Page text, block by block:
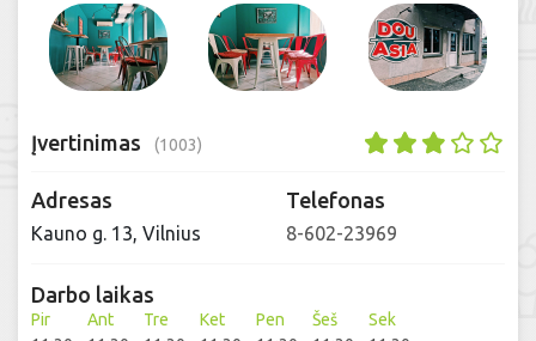
Įvertinimas (1003)
Adresas
Kauno g. 13, Vilnius
Telefonas
8-602-23969
Darbo laikas
Pir
Ant
Tre
Ket
Pen
Šeš
Sek